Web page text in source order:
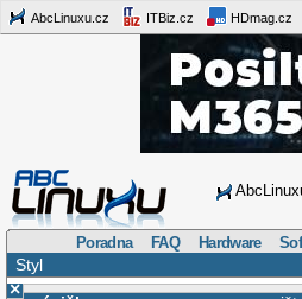
AbcLinuxu.cz ITBiz.cz HDmag.cz
Poradna FAQ Hardware
Styl
×